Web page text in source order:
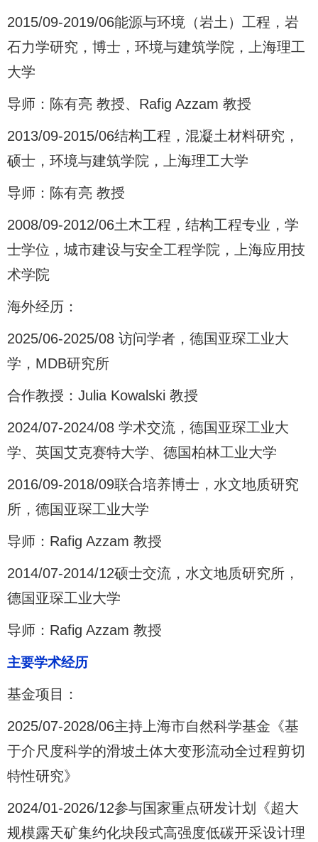
2015/09-2019/06能源与环境（岩土）工程，岩
石力学研究，博士，环境与建筑学院，上海理工
大学
导师：陈有亮 教授、Rafig Azzam 教授
2013/09-2015/06结构工程，混凝土材料研究，
硕士，环境与建筑学院，上海理工大学
导师：陈有亮 教授
2008/09-2012/06土木工程，结构工程专业，学
士学位，城市建设与安全工程学院，上海应用技
术学院
海外经历：
2025/06-2025/08 访问学者，德国亚琛工业大
学，MDB研究所
合作教授：Julia Kowalski 教授
2024/07-2024/08 学术交流，德国亚琛工业大
学、英国艾克赛特大学、德国柏林工业大学
2016/09-2018/09联合培养博士，水文地质研究
所，德国亚琛工业大学
导师：Rafig Azzam 教授
2014/07-2014/12硕士交流，水文地质研究所，
德国亚琛工业大学
导师：Rafig Azzam 教授
主要学术经历
基金项目：
2025/07-2028/06主持上海市自然科学基金《基
于介尺度科学的滑坡土体大变形流动全过程剪切
特性研究》
2024/01-2026/12参与国家重点研发计划《超大
规模露天矿集约化块段式高强度低碳开采设计理